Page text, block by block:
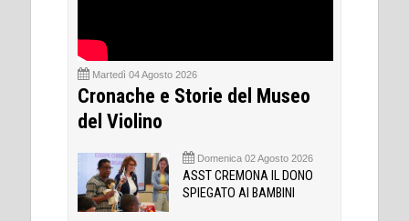
Martedì 04 Agosto 2026
Cronache e Storie del Museo
del Violino
Domenica 02 Agosto 2026
ASST CREMONA IL DONO
SPIEGATO AI BAMBINI